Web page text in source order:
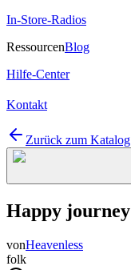
In-Store-Radios
RessourcenBlog
Hilfe-Center
Kontakt
Zurück zum Katalog
Happy journey
vonHeavenless
folk